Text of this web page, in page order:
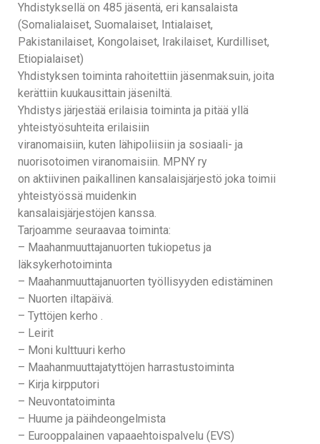
Yhdistyksellä on 485 jäsentä, eri kansalaista
(Somalialaiset, Suomalaiset, Intialaiset,
Pakistanilaiset, Kongolaiset, Irakilaiset, Kurdilliset,
Etiopialaiset)
Yhdistyksen toiminta rahoitettiin jäsenmaksuin, joita
kerättiin kuukausittain jäseniltä.
Yhdistys järjestää erilaisia toiminta ja pitää yllä
yhteistyösuhteita erilaisiin
viranomaisiin, kuten lähipoliisiin ja sosiaali- ja
nuorisotoimen viranomaisiin. MPNY ry
on aktiivinen paikallinen kansalaisjärjestö joka toimii
yhteistyössä muidenkin
kansalaisjärjestöjen kanssa.
Tarjoamme seuraavaa toiminta:
– Maahanmuuttajanuorten tukiopetus ja
läksykerhotoiminta
– Maahanmuuttajanuorten työllisyyden edistäminen
– Nuorten iltapäivä.
– Tyttöjen kerho .
– Leirit
– Moni kulttuuri kerho
– Maahanmuuttajatyttöjen harrastustoiminta
– Kirja kirpputori
– Neuvontatoiminta
– Huume ja päihdeongelmista
– Eurooppalainen vapaaehtoispalvelu (EVS)